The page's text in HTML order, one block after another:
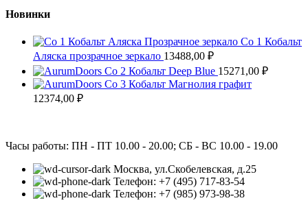
Новинки
Co 1 Кобальт
Аляска прозрачное зеркало 13488,00 ₽
Co 2 Кобальт Deep Blue 15271,00 ₽
Co 3 Кобальт Магнолия графит
12374,00 ₽
Часы работы: ПН - ПТ 10.00 - 20.00; СБ - ВС 10.00 - 19.00
Москва, ул.Скобелевская, д.25
Телефон: +7 (495) 717-83-54
Телефон: +7 (985) 973-98-38